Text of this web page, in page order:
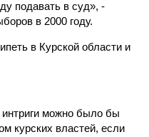
подавать в суд», -
в 2000 году.
в Курской области и
можно было бы
курских властей, если